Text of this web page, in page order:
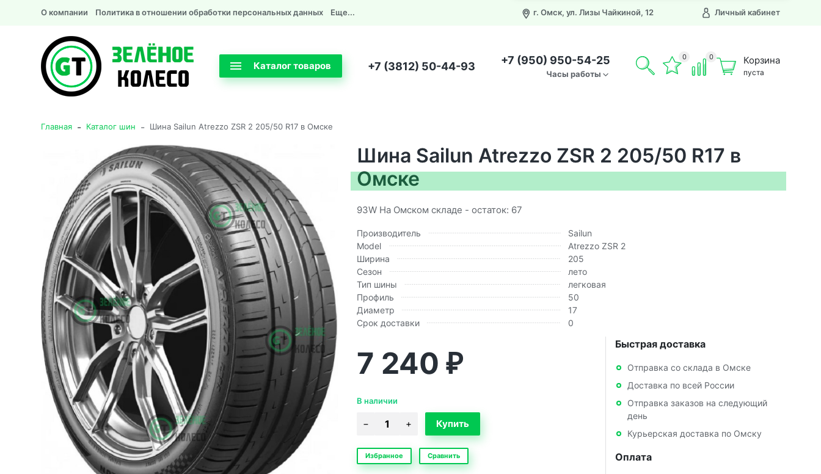
О компании Политика в отношении обработки персональных данных Еще... г. Омск, ул. Лизы Чайкиной, 12 Личный кабинет
Каталог товаров +7 (3812) 50-44-93 +7 (950) 950-54-25
Часы работы
0 0 Корзина
пуста
Главная - Каталог шин - Шина Sailun Atrezzo ZSR 2 205/50 R17 в Омске
Шина Sailun Atrezzo ZSR 2 205/50 R17 в
Омске
93W На Омском складе - остаток: 67
Производитель
Sailun
Model
Atrezzo ZSR 2
Ширина
205
Сезон
лето
Тип шины
легковая
Профиль
50
Диаметр
17
Срок доставки
0
7 240 ₽
В наличии
Избранное Сравнить
Быстрая доставка
Отправка со склада в Омске
Доставка по всей России
Отправка заказов на следующий
день
Курьерская доставка по Омску
Оплата